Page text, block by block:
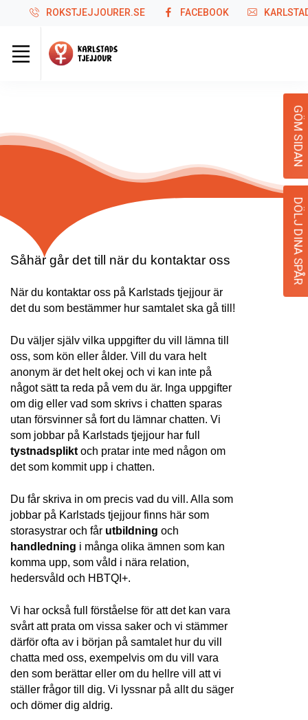
ROKSTJEJJOURER.SE FACEBOOK
Såhär går det till när du kontaktar oss
När du kontaktar oss på Karlstads tjejjour är
det du som bestämmer hur samtalet ska gå till!
Du väljer själv vilka uppgifter du vill lämna till
oss, som kön eller ålder. Vill du vara helt
anonym är det helt okej och vi kan inte på
något sätt ta reda på vem du är. Inga uppgifter
om dig eller vad som skrivs i chatten sparas
utan försvinner så fort du lämnar chatten. Vi
tystnadsplikt och pratar inte med någon om
det som kommit upp i chatten.
Du får skriva in om precis vad du vill. Alla som
jobbar på Karlstads tjejjour finns här som
storasystrar och får utbildning
handledning i många olika ämnen som kan
komma upp, som våld i nära relation,
hedersvåld och HBTQI+.
Vi har också full förståelse för att det kan vara
svårt att prata om vissa saker och vi stämmer
därför ofta av i början på samtalet hur du vill
chatta med oss, exempelvis om du vill vara
den som berättar eller om du hellre vill att vi
ställer frågor till dig. Vi lyssnar på allt du säger
och dömer dig aldrig.
GÖM SIDAN
DÖLJ DINA SPÅR